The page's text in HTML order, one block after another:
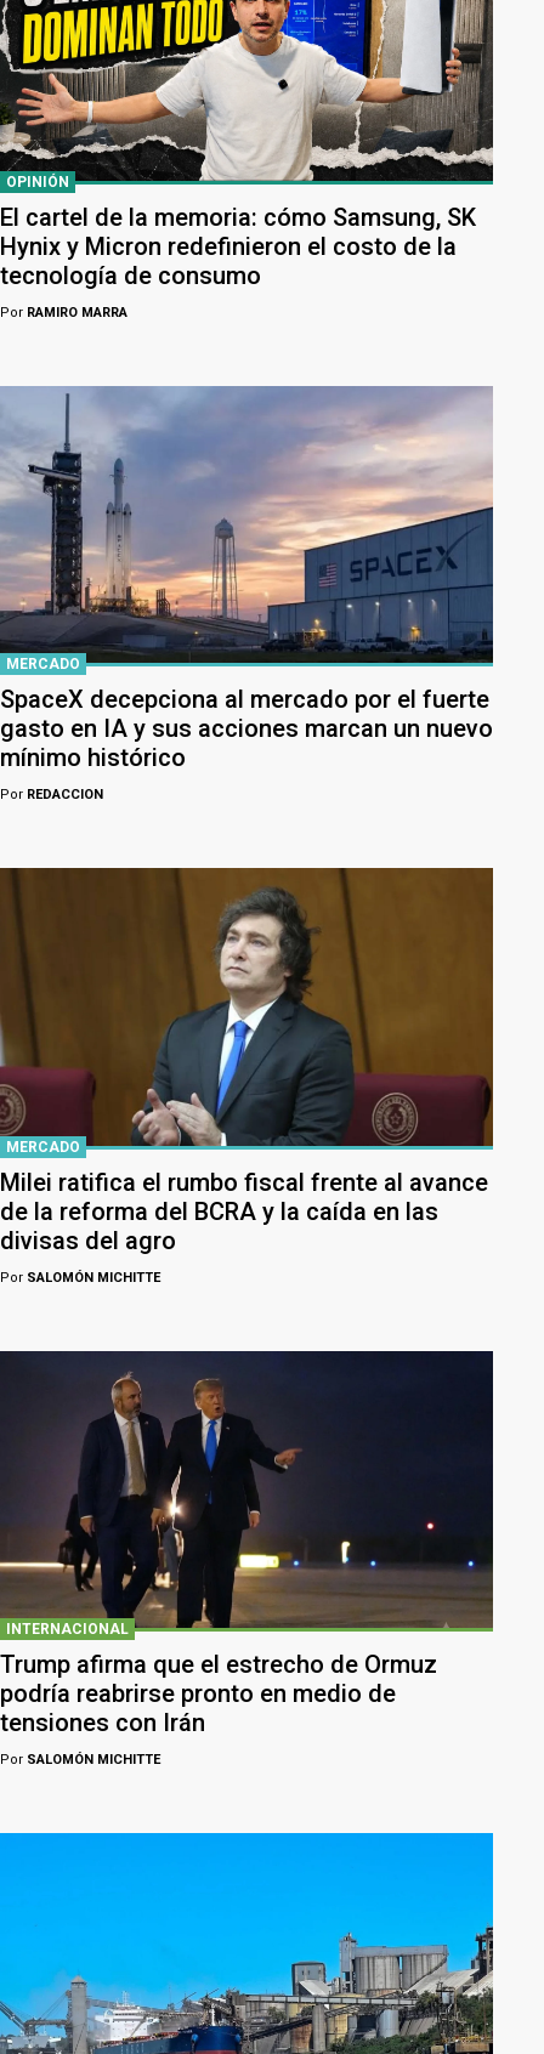
OPINIÓN
El cartel de la memoria: cómo Samsung, SK
Hynix y Micron redefinieron el costo de la
tecnología de consumo
Por RAMIRO MARRA
MERCADO
SpaceX decepciona al mercado por el fuerte
gasto en IA y sus acciones marcan un nuevo
mínimo histórico
Por REDACCION
MERCADO
Milei ratifica el rumbo fiscal frente al avance
de la reforma del BCRA y la caída en las
divisas del agro
Por SALOMÓN MICHITTE
INTERNACIONAL
Trump afirma que el estrecho de Ormuz
podría reabrirse pronto en medio de
tensiones con Irán
Por SALOMÓN MICHITTE